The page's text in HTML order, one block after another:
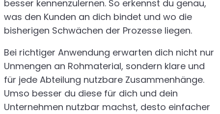
besser kennenzulernen. So erkennst du genau,
was den Kunden an dich bindet und wo die
bisherigen Schwächen der Prozesse liegen.
Bei richtiger Anwendung erwarten dich nicht nur
Unmengen an Rohmaterial, sondern klare und
für jede Abteilung nutzbare Zusammenhänge.
Umso besser du diese für dich und dein
Unternehmen nutzbar machst, desto einfacher